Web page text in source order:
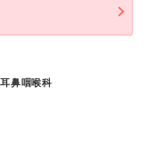
鼻咽喉科